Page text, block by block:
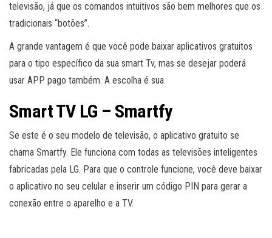
televisão, já que os comandos intuitivos são bem melhores que os
tradicionais “botões”.
A grande vantagem é que você pode baixar aplicativos gratuitos
para o tipo específico da sua smart Tv, mas se desejar poderá
usar APP pago também. A escolha é sua.
Smart TV LG – Smartfy
Se este é o seu modelo de televisão, o aplicativo gratuito se
chama Smartfy. Ele funciona com todas as televisões inteligentes
fabricadas pela LG. Para que o controle funcione, você deve baixar
o aplicativo no seu celular e inserir um código PIN para gerar a
conexão entre o aparelho e a TV.